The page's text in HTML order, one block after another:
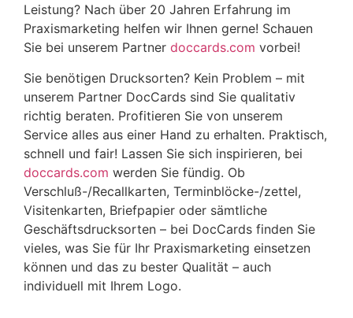
Leistung? Nach über 20 Jahren Erfahrung im
Praxismarketing helfen wir Ihnen gerne! Schauen
Sie bei unserem Partner doccards.com vorbei!
Sie benötigen Drucksorten? Kein Problem – mit
unserem Partner DocCards sind Sie qualitativ
richtig beraten. Profitieren Sie von unserem
Service alles aus einer Hand zu erhalten. Praktisch,
schnell und fair! Lassen Sie sich inspirieren, bei
doccards.com werden Sie fündig. Ob
Verschluß-/Recallkarten, Terminblöcke-/zettel,
Visitenkarten, Briefpapier oder sämtliche
Geschäftsdrucksorten – bei DocCards finden Sie
vieles, was Sie für Ihr Praxismarketing einsetzen
können und das zu bester Qualität – auch
individuell mit Ihrem Logo.